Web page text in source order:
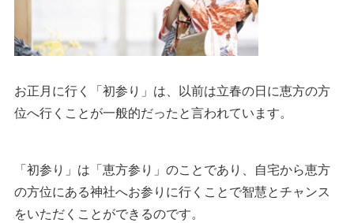
お正月に行く「初参り」は、以前は立春の日に恵方の方
位へ行くことが一般的だったと言われています。
「初参り」は「恵方参り」のことであり、自宅から恵方
の方位にある神社へお参りに行くことで智慧とチャンス
をいただくことができるのです。